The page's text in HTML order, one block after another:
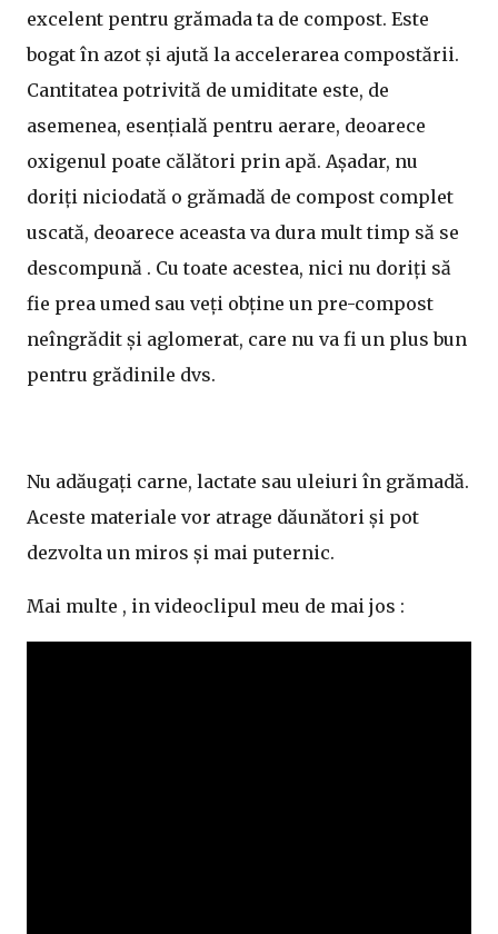
excelent pentru grămada ta de compost. Este
bogat în azot și ajută la accelerarea compostării.
Cantitatea potrivită de umiditate este, de
asemenea, esențială pentru aerare, deoarece
oxigenul poate călători prin apă. Așadar, nu
doriți niciodată o grămadă de compost complet
uscată, deoarece aceasta va dura mult timp să se
descompună . Cu toate acestea, nici nu doriți să
fie prea umed sau veți obține un pre-compost
neîngrădit și aglomerat, care nu va fi un plus bun
pentru grădinile dvs.
Nu adăugați carne, lactate sau uleiuri în grămadă.
Aceste materiale vor atrage dăunători și pot
dezvolta un miros și mai puternic.
Mai multe , in videoclipul meu de mai jos :